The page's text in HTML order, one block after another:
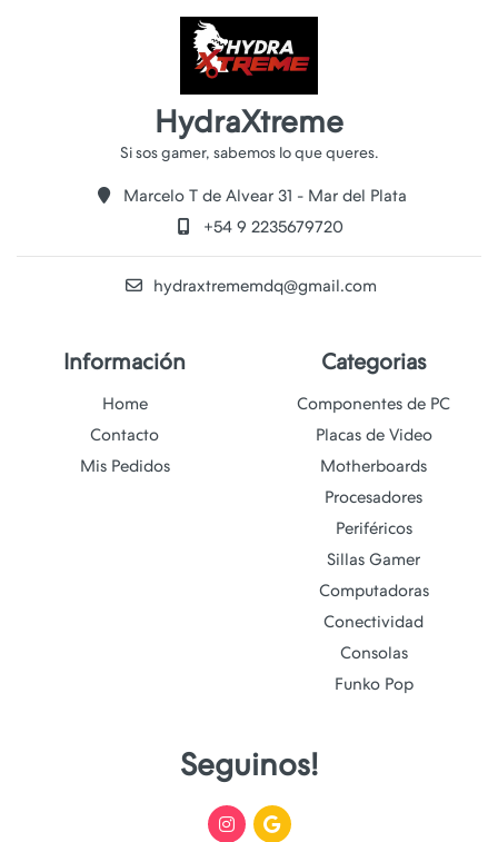
HydraXtreme
Marcelo T de Alvear 31 - Mar del Plata
+54 9 2235679720
hydraxtrememdq@gmail.com
Información
Home
Contacto
Mis Pedidos
Categorias
Componentes de PC
Placas de Video
Motherboards
Procesadores
Periféricos
Sillas Gamer
Computadoras
Conectividad
Consolas
Funko Pop
Seguinos!